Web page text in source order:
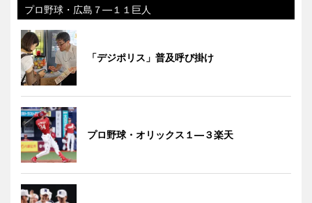
プロ野球・広島７―１１巨人
「デジポリス」普及呼び掛け
プロ野球・オリックス１―３楽天